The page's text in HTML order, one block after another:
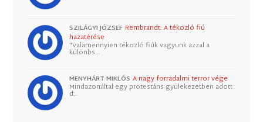
SZILÁGYI JÓZSEF Rembrandt: A tékozló fiú
hazatérése
"Valamennyien tékozló fiúk vagyunk azzal a
különbs…
MENYHÁRT MIKLÓS A nagy forradalmi terror vége
Mindazonáltal egy protestáns gyülekezetben adott
d…